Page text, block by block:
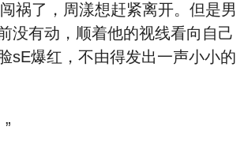
祸了，周漾想赶紧离开。但是男
没有动，顺着他的视线看向自己
sE爆红，不由得发出一声小小的